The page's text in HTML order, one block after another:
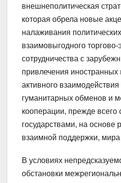
внешнеполитическая
которая обрела новые
налаживания
взаимовыгодного торгово-
сотрудничества с
привлечения иностранных
активного
гуманитарных обменов и
кооперации, прежде всего
государствами, на основе
взаимной поддержки, мира
В условиях
обстановки